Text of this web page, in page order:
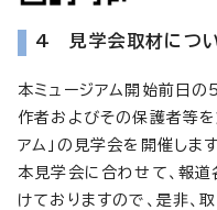
4 見学会取材につ
本ミュージアム開始前日
作者およびその保護者等を
アム」の見学会を開催します
本見学会に合わせて、報
けておりますので、是非、